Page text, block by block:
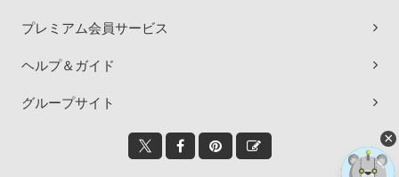
プレミアム会員サービス
ヘルプ＆ガイド
グループサイト
×